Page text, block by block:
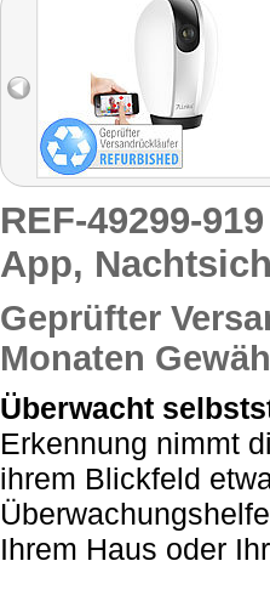
REF-49299-
App,
Geprüfter
Monaten
Überwacht
Erkennung nimmt
ihrem Blickfeld
Ihrem Haus oder